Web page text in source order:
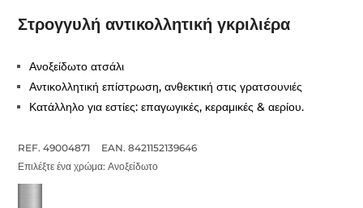
Στρογγυλή αντικολλητική γκριλιέρα
Ανοξείδωτο ατσάλι
Αντικολλητική επίστρωση, ανθεκτική στις γρατσουνιές
Κατάλληλο για εστίες: επαγωγικές, κεραμικές & αερίου.
REF. 49004871
EAN. 8421152139646
Επιλέξτε ένα χρώμα:Ανοξείδωτο